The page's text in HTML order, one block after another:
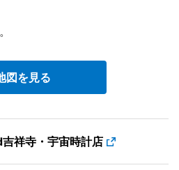
図を見る
祥寺・宇宙時計店